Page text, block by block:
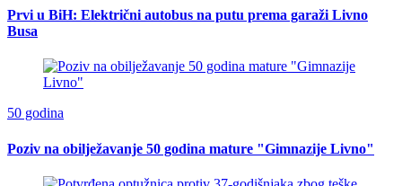
Prvi u BiH: Električni autobus na putu prema garaži Livno
Busa
50 godina
Poziv na obilježavanje 50 godina mature "Gimnazije Livno"